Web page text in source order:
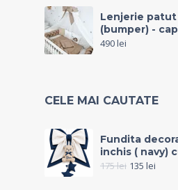
Lenjerie
(bumper) -
490lei
CELE MAI CAUTATE
Fundita
inchis ( navy)
175lei 135 lei